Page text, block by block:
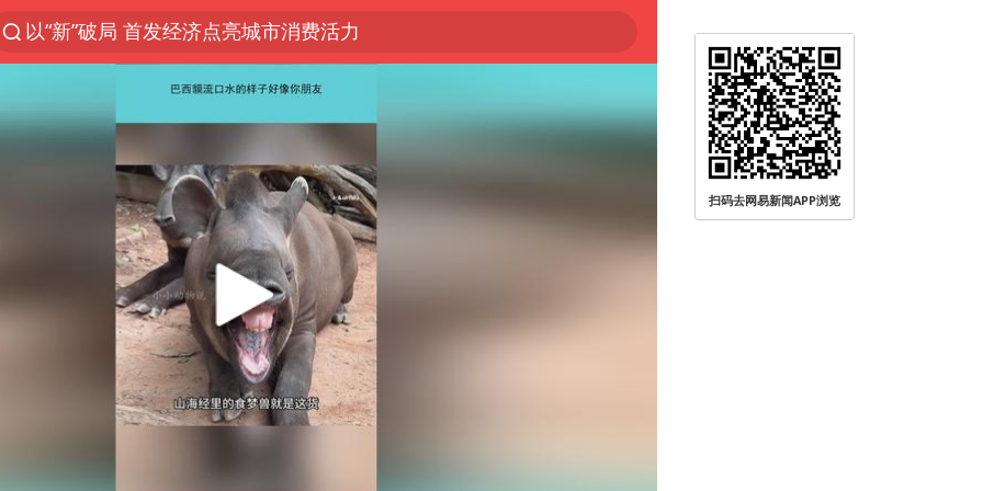
以“新”破局 首发经济点亮城市消费活力
台风白海豚影响中国已成定局
中方回应是否开采太平洋海底稀土资源
外交部发言人就广岛核爆81周年等答记者问
昆明石林火把节
台风白海豚即将进入48小时警戒线
我国编制完成新版全月地质图
胡塞武装袭扰红海航运行动升级
郑国霖回应去景区上班被保安拦下
80后女柜员逆袭成4200亿银行副行长
扫码去网易新闻APP浏览